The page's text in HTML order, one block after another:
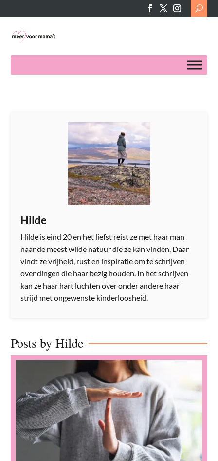
Search
for:
Hilde
Hilde is eind 20 en het liefst reist ze met haar man
naar de meest wilde natuur die ze kan vinden. Daar
vindt ze vrijheid, rust en inspiratie om te schrijven
over dingen die haar bezig houden. In het schrijven
kan ze haar hart luchten over onder andere haar
strijd met ongewenste kinderloosheid.
Posts by Hilde